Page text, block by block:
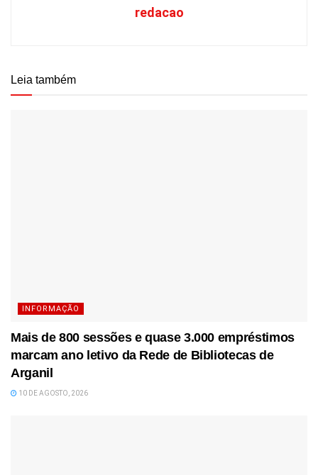
redacao
Leia também
INFORMAÇÃO
Mais de 800 sessões e quase 3.000 empréstimos
marcam ano letivo da Rede de Bibliotecas de
Arganil
10 DE AGOSTO, 2026